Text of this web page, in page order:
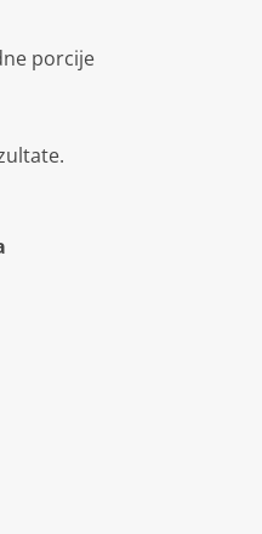
porcije